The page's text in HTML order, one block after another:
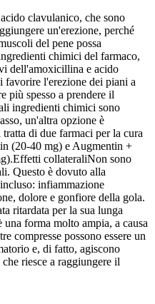
clavulanico, che sono
un'erezione, perché
del pene possa
chimici del farmaco,
dell'amoxicillina e acido
l'erezione dei piani a
più spesso a prendere il
ingredienti chimici sono
un'altra opzione è
di due farmaci per la cura
(20-40 mg) e Augmentin +
Effetti collateraliNon sono
Questo è dovuto alla
infiammazione
dolore e gonfiore della gola.
ritardata per la sua lunga
forma molto ampia, a causa
compresse possono essere un
e, di fatto, agiscono
riesce a raggiungere il